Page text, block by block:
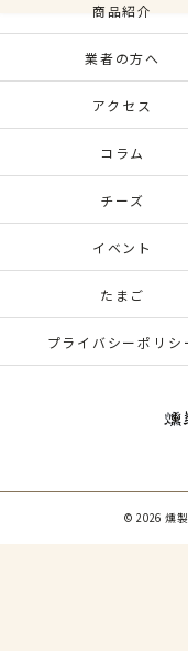
商品紹介
業者の方へ
アクセス
コラム
チーズ
イベント
たまご
プライバシーポリシ
© 2026 燻